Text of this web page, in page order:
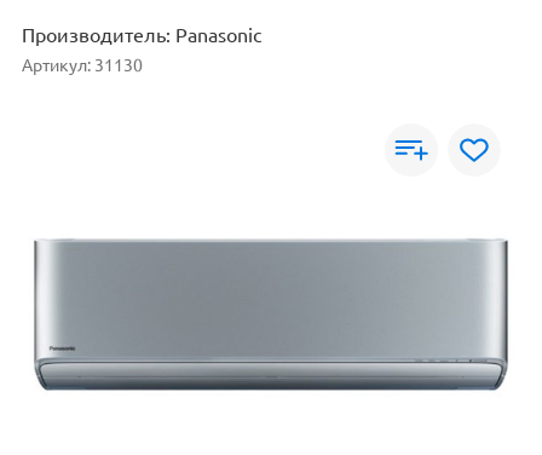
Производитель: Panasonic
Артикул: 31130